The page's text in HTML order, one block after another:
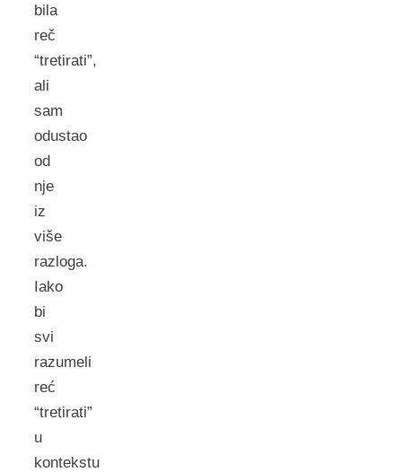
bila
reč
“tretirati”,
ali
sam
odustao
od
nje
iz
više
razloga.
Iako
bi
svi
razumeli
reć
“tretirati”
u
kontekstu